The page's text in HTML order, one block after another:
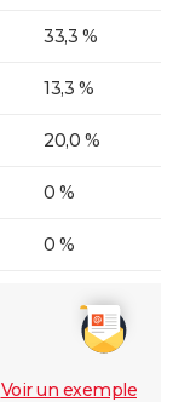
33,3 %
13,3 %
20,0 %
0 %
0 %
Voir un exemple